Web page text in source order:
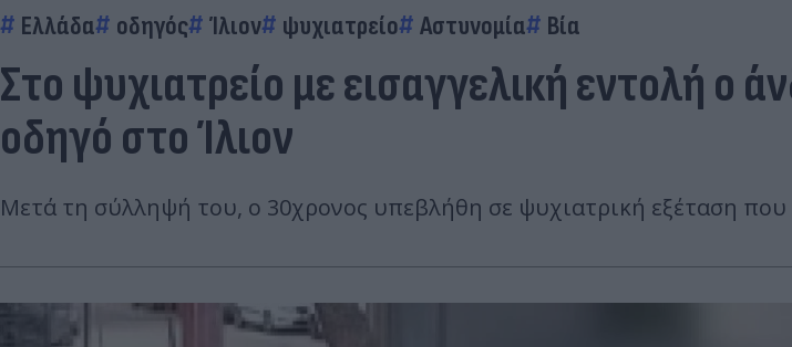
Ελλάδα οδηγός Ίλιον ψυχιατρείο Αστυνομία Βία
Στο ψυχιατρείο με εισαγγελική εντολή ο
οδηγό στο Ίλιον
Μετά τη σύλληψή του, ο 30χρονος υπεβλήθη σε ψυχιατρική εξέταση